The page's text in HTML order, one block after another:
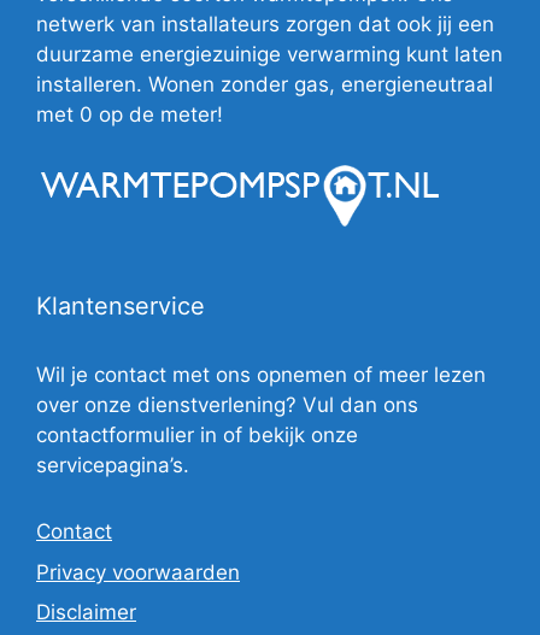
netwerk van installateurs zorgen dat ook jij een
duurzame energiezuinige verwarming kunt laten
installeren. Wonen zonder gas, energieneutraal
met 0 op de meter!
Klantenservice
Wil je contact met ons opnemen of meer lezen
over onze dienstverlening? Vul dan ons
contactformulier in of bekijk onze
servicepagina’s.
Contact
Privacy voorwaarden
Disclaimer